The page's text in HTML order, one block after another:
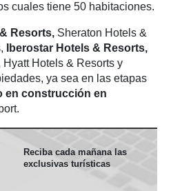
cuales tiene 50 habitaciones.
Resorts, Sheraton Hotels &
Iberostar Hotels & Resorts,
Hotels & Resorts y
ya sea en las etapas
en construcción en
Reciba cada mañana las
exclusivas turísticas